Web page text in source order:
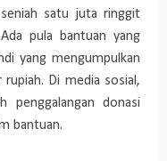
satu juta ringgit
pula bantuan yang
yang mengumpulkan
Di media sosial,
penggalangan donasi
bantuan.